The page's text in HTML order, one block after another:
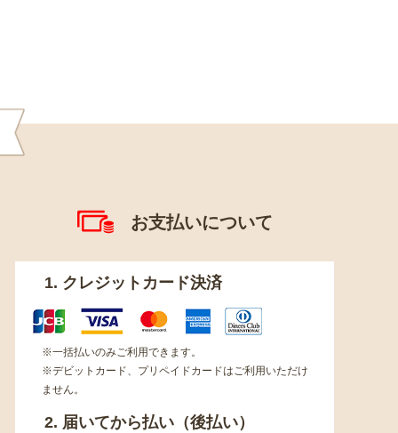
お支払いについて
1. クレジットカード決済
※一括払いのみご利用できます。
※デビットカード、プリペイドカードはご利用いただけ
ません。
2. 届いてから払い（後払い）